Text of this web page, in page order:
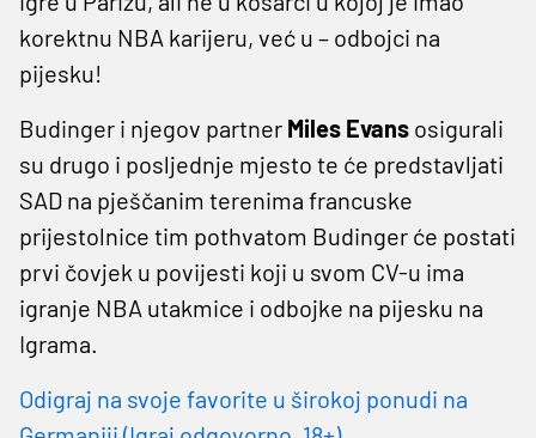
korektnu NBA karijeru, već u – odbojci na
pijesku!
Budinger i njegov partner Miles Evans osigurali
su drugo i posljednje mjesto te će predstavljati
SAD na pješčanim terenima francuske
prijestolnice tim pothvatom Budinger će postati
prvi čovjek u povijesti koji u svom CV-u ima
igranje NBA utakmice i odbojke na pijesku na
Igrama.
Odigraj na svoje favorite u širokoj ponudi na